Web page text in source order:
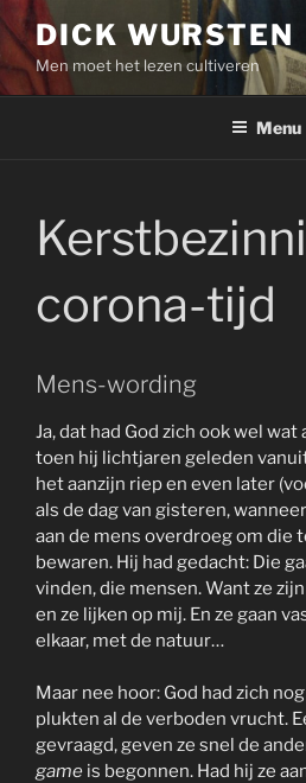
Skip
to
content
DICK WURSTEN
Men moet het lezen cultiveren
Menu
corona-tijd
Mens-wording
Ja, dat had God zich ook wel
toen hij lichtjaren geleden
het aanzijn riep en even later
als de dag van gisteren,
aan de mens overdroeg om die
bewaren. Hij had gedacht: Die
vinden, die mensen. Want ze
en ze lijken op mij. En ze gaan
elkaar, met de natuur…
Maar nee hoor: God had zich
plukten al de verboden vrucht.
gevraagd, geven ze snel de
game is begonnen. Had hij ze